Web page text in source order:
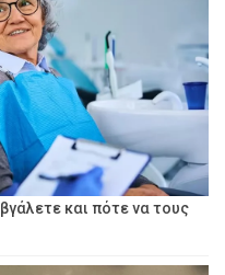
και πότε να τους